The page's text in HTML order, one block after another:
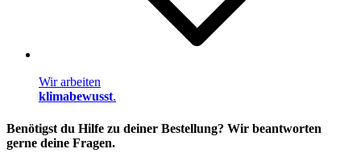
Wir arbeiten
klimabewusst.
Benötigst du Hilfe zu deiner Bestellung? Wir beantworten
gerne deine Fragen.